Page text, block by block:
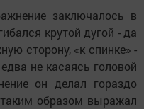
заключалось в
крутой дугой - да
сторону, «к спинке» -
не касаясь головой
он делал гораздо
образом выражал